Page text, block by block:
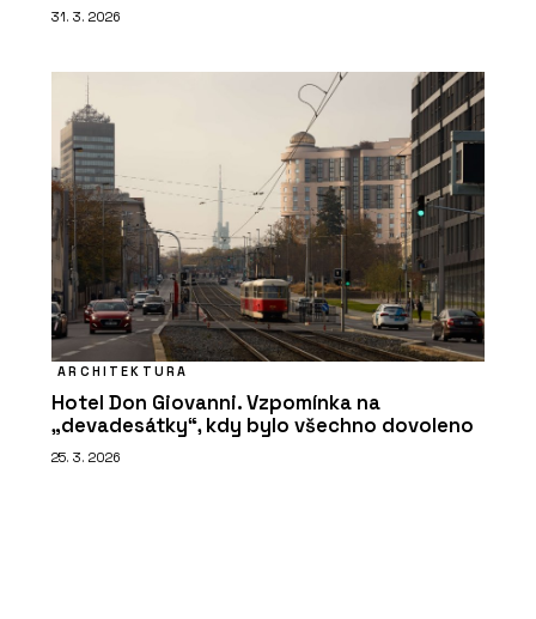
31. 3. 2026
ARCHITEKTURA
Hotel Don Giovanni. Vzpomínka na
„devadesátky“, kdy bylo všechno dovoleno
25. 3. 2026